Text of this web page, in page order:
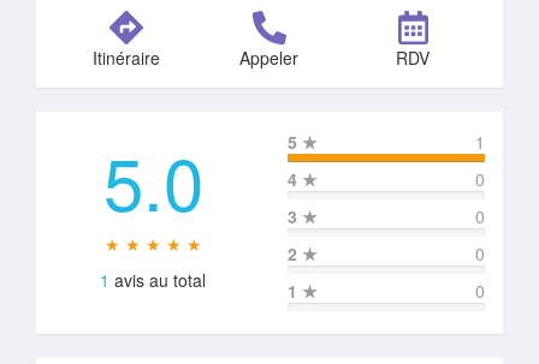
Itinéraire Appeler RDV
5.0
★ ★ ★ ★ ★
1 avis au total
5 ★
1
4 ★
0
3 ★
0
2 ★
0
1 ★ 0